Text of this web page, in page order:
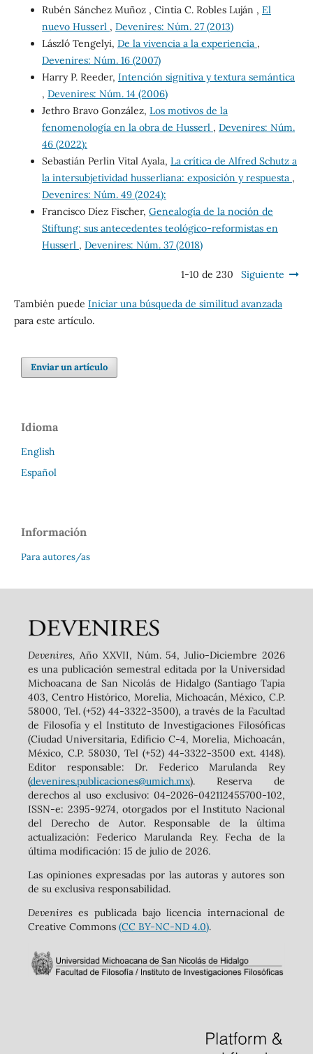
Rubén Sánchez Muñoz , Cintia C. Robles Luján , El
nuevo Husserl , Devenires: Núm. 27 (2013)
László Tengelyi, De la vivencia a la experiencia ,
Devenires: Núm. 16 (2007)
Harry P. Reeder, Intención signitiva y textura semántica
, Devenires: Núm. 14 (2006)
Jethro Bravo González, Los motivos de la
fenomenología en la obra de Husserl , Devenires: Núm.
46 (2022):
Sebastián Perlin Vital Ayala, La crítica de Alfred Schutz a
la intersubjetividad husserliana: exposición y respuesta ,
Devenires: Núm. 49 (2024):
Francisco Díez Fischer, Genealogía de la noción de
Stiftung: sus antecedentes teológico-reformistas en
Husserl , Devenires: Núm. 37 (2018)
1-10 de 230 Siguiente
También puede Iniciar una búsqueda de similitud avanzada
para este artículo.
Enviar un artículo
Idioma
English
Español
Información
Para autores/as
Devenires, Año XXVII, Núm. 54, Julio-Diciembre 2026
es una publicación semestral editada por la Universidad
Michoacana de San Nicolás de Hidalgo (Santiago Tapia
403, Centro Histórico, Morelia, Michoacán, México, C.P.
58000, Tel. (+52) 44-3322-3500), a través de la Facultad
de Filosofía y el Instituto de Investigaciones Filosóficas
(Ciudad Universitaria, Edificio C-4, Morelia, Michoacán,
México, C.P. 58030, Tel (+52) 44-3322-3500 ext. 4148).
‬Editor responsable: Dr. Federico Marulanda Rey
(devenires.publicaciones@umich.mx). Reserva de
derechos al uso exclusivo: 04-2026-042112455700-102,
ISSN-e: 2395-9274, otorgados por el Instituto Nacional
del Derecho de Autor. Responsable de la última
actualización: Federico Marulanda Rey. Fecha de la
última modificación: 15 de julio de 2026.
Las opiniones expresadas por las autoras y autores son
de su exclusiva responsabilidad.
Devenireses publicada bajo licencia internacional de
Creative Commons (CC BY-NC-ND 4.0).